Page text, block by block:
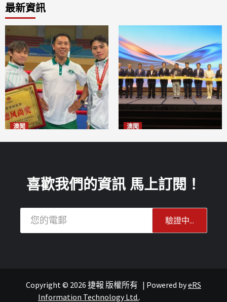
最新資訊
澳聞 澳聞
澳聞
喜歡我們的資訊 馬上訂閱！
Copyright © 2026 捷報 版權所有 | Powered byeRS
Information Technology Ltd..